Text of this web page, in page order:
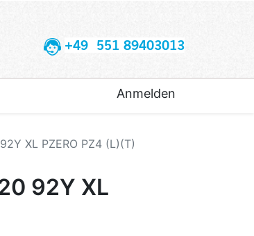
+49 551 89403013
Anmelden
XL PZERO PZ4 (L)(T)
92Y XL